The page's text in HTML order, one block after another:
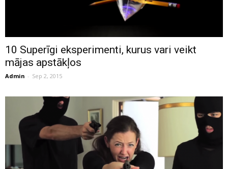
10 Superīgi eksperimenti, kurus vari veikt
mājas apstākļos
Admin - Sep 2, 2015